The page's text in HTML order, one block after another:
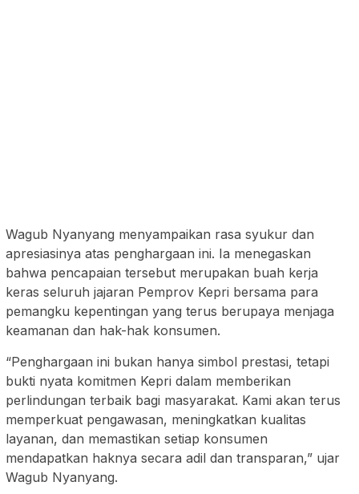
Wagub Nyanyang menyampaikan rasa syukur dan
apresiasinya atas penghargaan ini. Ia menegaskan
bahwa pencapaian tersebut merupakan buah kerja
keras seluruh jajaran Pemprov Kepri bersama para
pemangku kepentingan yang terus berupaya menjaga
keamanan dan hak-hak konsumen.
“Penghargaan ini bukan hanya simbol prestasi, tetapi
bukti nyata komitmen Kepri dalam memberikan
perlindungan terbaik bagi masyarakat. Kami akan terus
memperkuat pengawasan, meningkatkan kualitas
layanan, dan memastikan setiap konsumen
mendapatkan haknya secara adil dan transparan,” ujar
Wagub Nyanyang.